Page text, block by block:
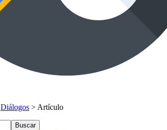
Diálogos > Artículo
Buscar